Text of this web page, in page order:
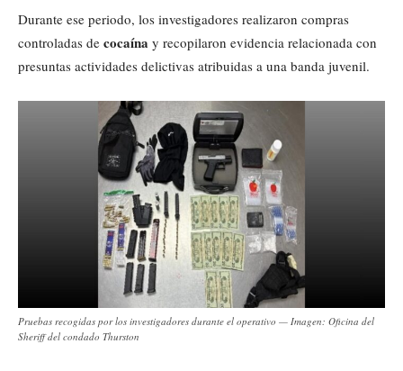
Durante ese periodo, los investigadores realizaron compras
controladas de cocaína y recopilaron evidencia relacionada con
presuntas actividades delictivas atribuidas a una banda juvenil.
Pruebas recogidas por los investigadores durante el operativo — Imagen: Oficina del
Sheriff del condado Thurston